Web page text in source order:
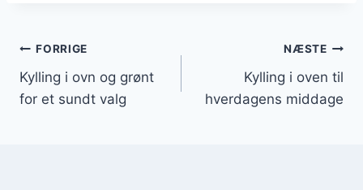
Indlægsnavigation
FORRIGE
Kylling i ovn og grønt
for et sundt valg
NÆSTE
Kylling i oven til
hverdagens middage